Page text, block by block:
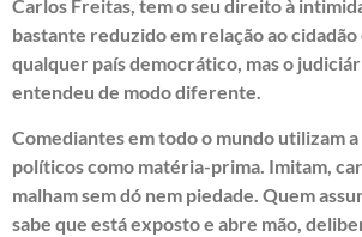
Carlos Freitas, tem o seu direito à
bastante reduzido em relação ao cidadão
qualquer país democrático, mas o
entendeu de modo diferente.
Comediantes em todo o mundo utilizam
políticos como matéria-prima. Imitam,
malham sem dó nem piedade. Quem
sabe que está exposto e abre mão,